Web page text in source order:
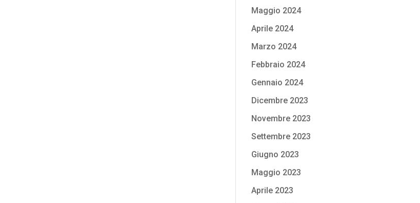
Maggio 2024
Aprile 2024
Marzo 2024
Febbraio 2024
Gennaio 2024
Dicembre 2023
Novembre 2023
Settembre 2023
Giugno 2023
Maggio 2023
Aprile 2023